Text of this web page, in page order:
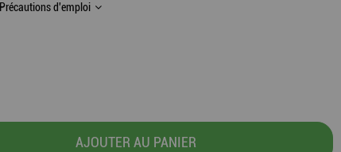
Précautions d'emploi
AJOUTER AU PANIER